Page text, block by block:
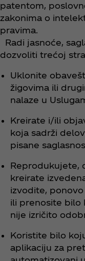
patentom,
zakonima o
pravima.
Radi jasnoće,
dozvoliti trećoj
Uklonite
žigovima ili
nalaze u
Kreirate i/ili
koja sadrži
pisane
Reprodukujete,
kreirate
izvodite,
ili prenosite bilo
nije izričito
Koristite bilo
aplikaciju za